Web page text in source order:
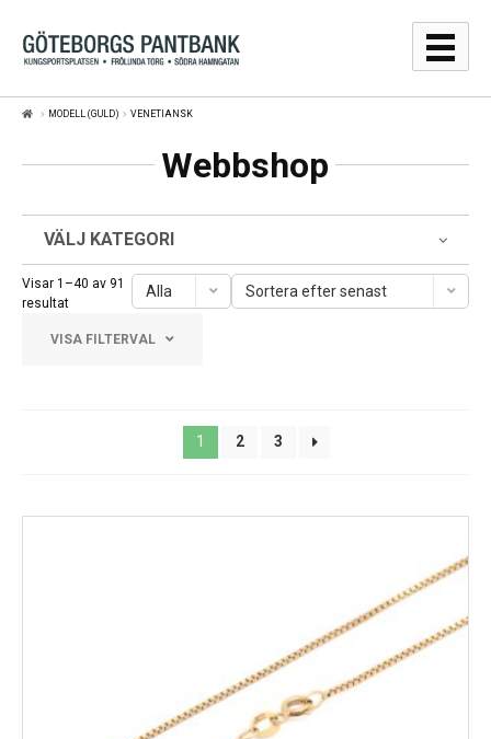
Hoppa
till
navigering
Hoppa
till
innehåll
GULDPRISER
SÄLJA
WEBBSHOP
AUKTIONER
MODELL (GULD) VENETIANSK
Webbshop
VÄLJ KATEGORI
Visar 1–40 av 91
resultatSortera
senaste
Alla Sortera efter senast
VISA FILTERVAL
Frölunda Torg
1 2 3